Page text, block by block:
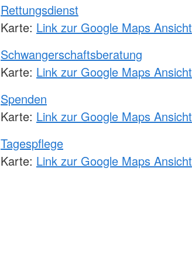
Rettungsdienst
Karte: Link zur Google Maps Ansicht
Schwangerschaftsberatung
Karte: Link zur Google Maps Ansicht
Spenden
Karte: Link zur Google Maps Ansicht
Tagespflege
Karte: Link zur Google Maps Ansicht